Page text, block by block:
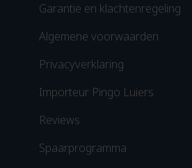
Garantie en klachtenregeling
Algemene voorwaarden
Privacyverklaring
Importeur Pingo Luiers
Reviews
Spaarprogramma